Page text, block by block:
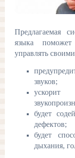
Предлагаемая
языка
управлять
звуков;
будет
дефектов;
будет
дыхания,